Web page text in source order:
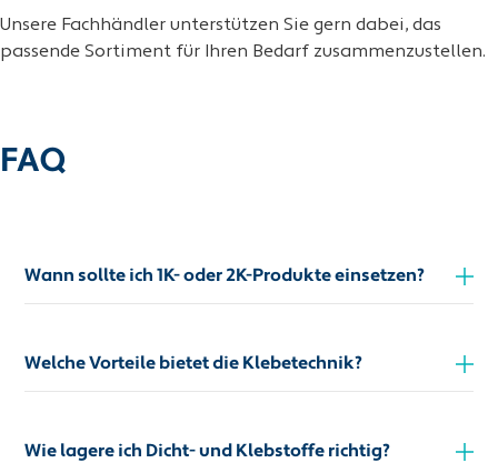
Unsere Fachhändler unterstützen Sie gern dabei, das
passende Sortiment für Ihren Bedarf zusammenzustellen.
FAQ
Wann sollte ich 1K- oder 2K-Produkte einsetzen?
Welche Vorteile bietet die Klebetechnik?
Wie lagere ich Dicht- und Klebstoffe richtig?